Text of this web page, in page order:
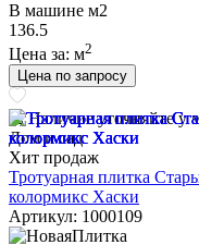
В машине м2
136.5
Цена за: м2
Цена по запросу
Наличие уточняйте у
Дом и сад
Хит продаж
Тротуарная плитка
колормикс Хаски
Артикул: 1000109